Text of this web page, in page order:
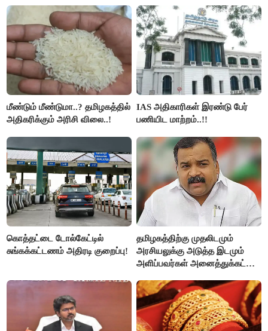
மீண்டும் மீண்டுமா..? தமிழகத்தில்
அதிகரிக்கும் அரிசி விலை..!
IAS அதிகாரிகள் இரண்டு பேர்
பணியிட மாற்றம்..!!
கொத்தட்டை டோல்கேட்டில்
சுங்கக்கட்டணம் அதிரடி குறைப்பு!
தமிழகத்திற்கு முதலிடமும்
அரசியலுக்கு அடுத்த இடமும்
அளிப்பவர்கள் அனைத்துக்கட்சி
பங்கேற்பார்கள் - மாணிக்கம்
தாகூர்..!!